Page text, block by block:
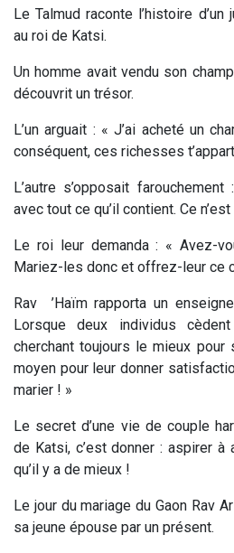
Le Talmud raconte l’histoire d’un
au roi de Katsi.
Un homme avait vendu son
découvrit un trésor.
L’un arguait : « J’ai acheté un
conséquent, ces richesses
L’autre s’opposait
avec tout ce qu’il contient. Ce
Le roi leur demanda : « Avez-
Mariez-les donc et offrez-leur ce
Rav ’Haïm rapporta un
Lorsque deux individus
cherchant toujours le mieux
moyen pour leur donner
marier ! »
Le secret d’une vie de couple
de Katsi, c’est donner : aspirer à
qu’il y a de mieux !
Le jour du mariage du Gaon Rav
sa jeune épouse par un présent.